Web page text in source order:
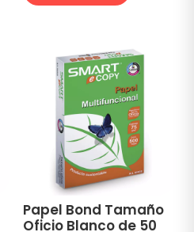
Papel Bond Tamaño
Oficio Blanco de 50